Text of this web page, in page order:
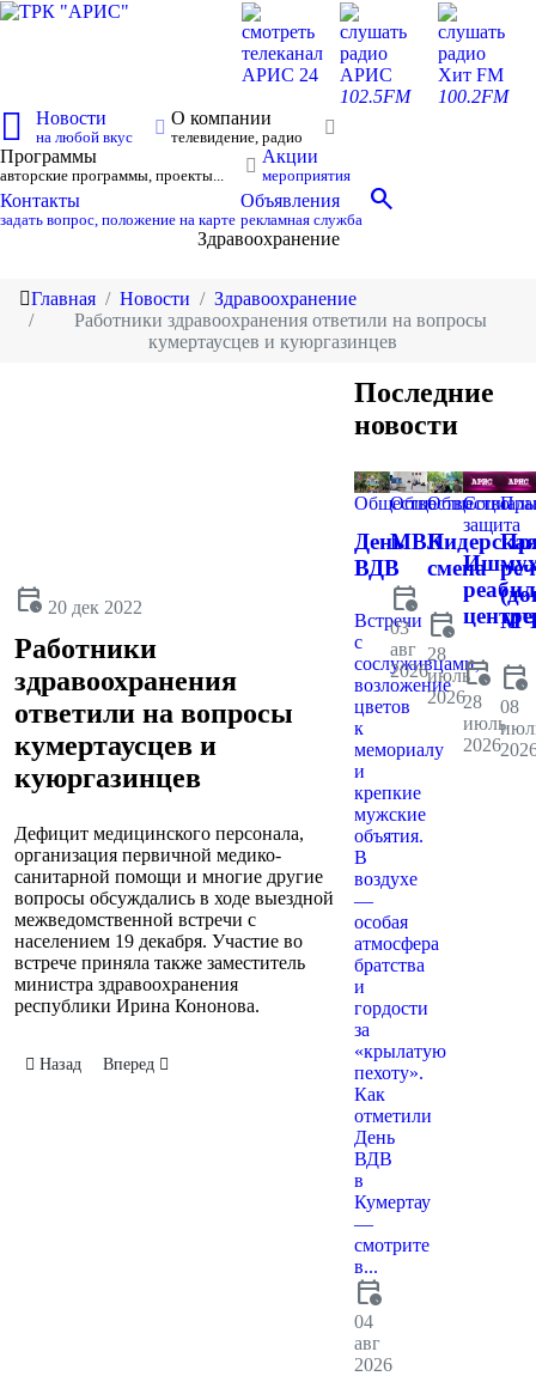
смотреть
телеканал
АРИС 24
слушать
радио
АРИС
102.5FM
слушать
радио
Хит FM
100.2FM
Новости
на любой вкус
О компании
телевидение, радио
Программы
авторские программы, проекты...
Акции
мероприятия
Контакты
задать вопрос, положение на карте
Объявления
рекламная служба
search
Здравоохранение
Главная Новости
Здравоохранение
Работники здравоохранения ответили на вопросы
кумертаусцев и куюргазинцев
calendar_clock 20 дек 2022
Работники
здравоохранения
ответили на вопросы
кумертаусцев и
куюргазинцев
Дефицит медицинского персонала,
организация первичной медико-
санитарной помощи и многие другие
вопросы обсуждались в ходе выездной
межведомственной встречи с
населением 19 декабря. Участие во
встрече приняла также заместитель
министра здравоохранения
республики Ирина Кононова.
Предыдущий: Кумертауские пожарные
Назад Следующий: В Кугарчинском районе состоялось заседание
Вперед
Последние
новости
Общество
День
ВДВ
Встречи
с
сослуживцами,
возложение
цветов
к
мемориалу
и
крепкие
мужские
объятия.
В
воздухе
—
особая
атмосфера
братства
и
гордости
за
«крылатую
пехоту».
Как
отметили
День
ВДВ
в
Кумертау
—
смотрите
в...
calendar_clock
04
авг
2026
Общество
МВК
calendar_clock
03
авг
2026
Общество
смена
calendar_clock
28
июль
2026
защита
центре
calendar_clock
28
июль
2026
calendar_clock
08